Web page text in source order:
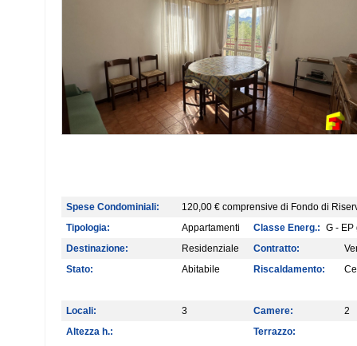
Spese Condominiali:
120,00 € comprensive di Fondo di
Tipologia:
Appartamenti Classe Energ.: G - EP
Destinazione:
Residenziale Contratto:
Stato:
Abitabile Riscaldamento:
Locali: 3 Camere:
2
Altezza h.:
Terrazzo: